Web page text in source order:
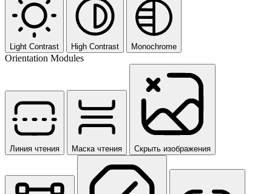
Light Contrast High Contrast Monochrome
Orientation Modules
Линия чтения Маска чтения Скрыть изображения